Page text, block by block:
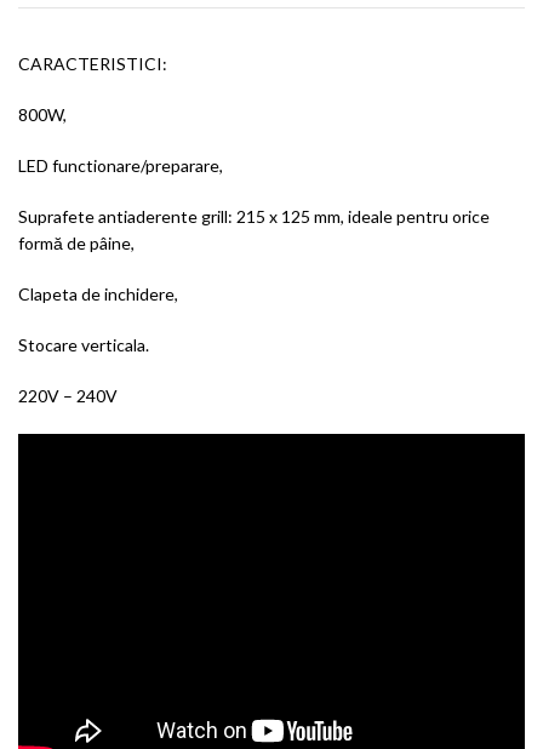
CARACTERISTICI:
800W,
LED functionare/preparare,
Suprafete antiaderente grill: 215 x 125 mm, ideale pentru orice
formă de pâine,
Clapeta de inchidere,
Stocare verticala.
220V – 240V